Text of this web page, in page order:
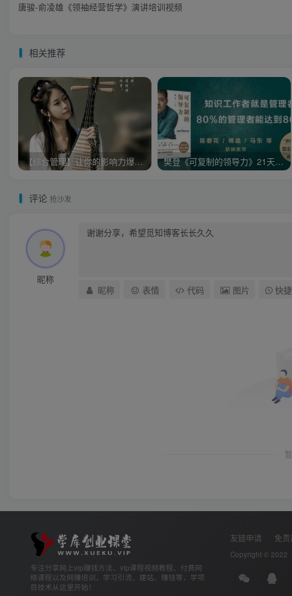
唐骏-俞凌雄《领袖经营哲学》演讲培训视频
相关推荐
【综合管理】让你的影响力爆棚-突破性领导力（4集） 樊登《可复制的领导力》21天线上训练营培训课程视频讲座
评论 抢沙发
昵称
昵称 表情 代码 图片 快
专注分享网上vip赚钱方法、vip课程视频教程、付费网
络课程以及网赚培训，学习引流、建站、赚钱等，学项
目技术从这里开始！
友链申请 免
Copyright © 2022 ·